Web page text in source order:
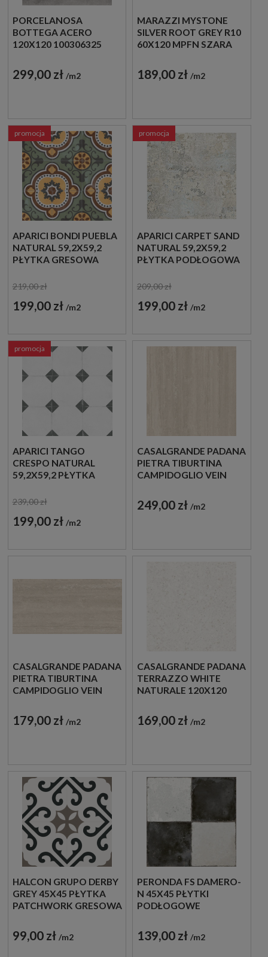
PORCELANOSA
BOTTEGA ACERO
120X120 100306325
GRESOWE
299,00 zł m2
MARAZZI MYSTONE
SILVER ROOT GREY R10
60X120 MPFN SZARA
ANTYPOŚLIZGOWA
IMITUJĄCA MARMUR
189,00 zł m2
APARICI BONDI PUEBLA
NATURAL 59,2X59,2
PŁYTKA GRESOWA
219,00 zł
199,00 zł m2
promocja
APARICI CARPET SAND
NATURAL 59,2X59,2
PŁYTKA PODŁOGOWA
209,00 zł
199,00 zł m2
promocja
APARICI TANGO
CRESPO NATURAL
59,2X59,2 PŁYTKA
239,00 zł
199,00 zł m2
promocja
CASALGRANDE PADANA
PIETRA TIBURTINA
CAMPIDOGLIO VEIN
TRAWERTYN Z
CIEMNYMI ŻYŁAMI
249,00 zł m2
CASALGRANDE PADANA
PIETRA TIBURTINA
CAMPIDOGLIO VEIN
TRAWERTYN Z
CIEMNYMI ŻYŁAMI
179,00 zł m2
CASALGRANDE PADANA
TERRAZZO WHITE
NATURALE 120X120
IMITUJĄCE LASTRYKO
169,00 zł m2
HALCON GRUPO DERBY
GREY 45X45 PŁYTKA
PATCHWORK GRESOWA
99,00 zł m2
PERONDA FS DAMERO-
N 45X45 PŁYTKI
PODŁOGOWE
SZACHOWNICA
139,00 zł m2